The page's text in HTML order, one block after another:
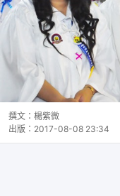
撰文： 楊紫微
出版： 2017-08-08 23:34